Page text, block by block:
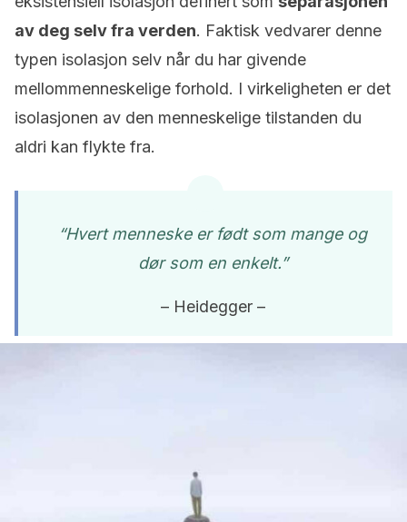
av deg selv fra verden. Faktisk vedvarer denne
typen isolasjon selv når du har givende
mellommenneskelige forhold. I virkeligheten er det
isolasjonen av den menneskelige tilstanden du
aldri kan flykte fra.
“Hvert menneske er født som mange og
dør som en enkelt.”
– Heidegger –